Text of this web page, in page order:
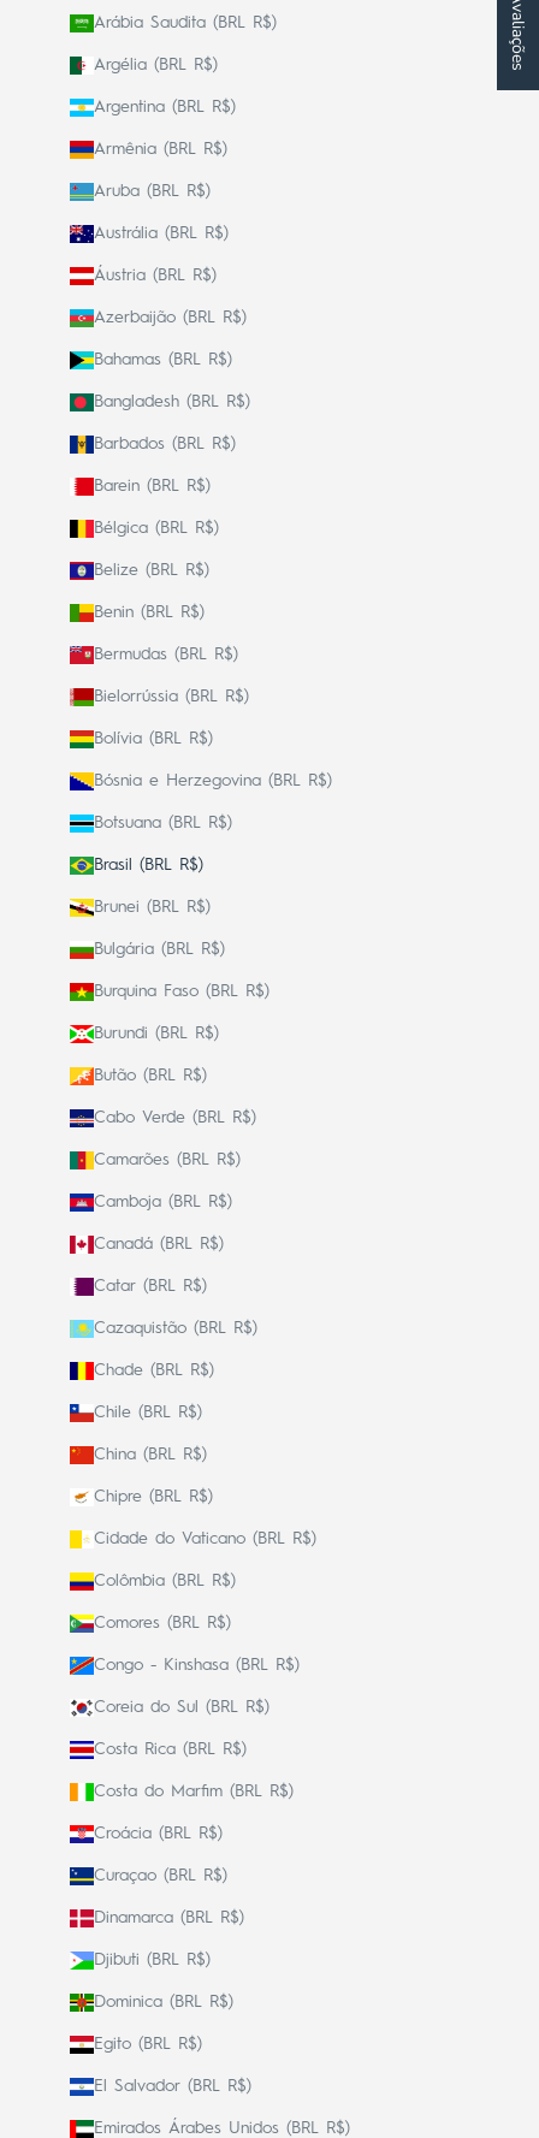
Arábia Saudita (BRL R$)
Argélia (BRL R$)
Argentina (BRL R$)
Armênia (BRL R$)
Aruba (BRL R$)
Austrália (BRL R$)
Áustria (BRL R$)
Azerbaijão (BRL R$)
Bahamas (BRL R$)
Bangladesh (BRL R$)
Barbados (BRL R$)
Barein (BRL R$)
Bélgica (BRL R$)
Belize (BRL R$)
Benin (BRL R$)
Bermudas (BRL R$)
Bielorrússia (BRL R$)
Bolívia (BRL R$)
Bósnia e Herzegovina (BRL R$)
Botsuana (BRL R$)
Brasil (BRL R$)
Brunei (BRL R$)
Bulgária (BRL R$)
Burquina Faso (BRL R$)
Burundi (BRL R$)
Butão (BRL R$)
Cabo Verde (BRL R$)
Camarões (BRL R$)
Camboja (BRL R$)
Canadá (BRL R$)
Catar (BRL R$)
Cazaquistão (BRL R$)
Chade (BRL R$)
Chile (BRL R$)
China (BRL R$)
Chipre (BRL R$)
Cidade do Vaticano (BRL R$)
Colômbia (BRL R$)
Comores (BRL R$)
Congo - Kinshasa (BRL R$)
Coreia do Sul (BRL R$)
Costa Rica (BRL R$)
Costa do Marfim (BRL R$)
Croácia (BRL R$)
Curaçao (BRL R$)
Dinamarca (BRL R$)
Djibuti (BRL R$)
Dominica (BRL R$)
Egito (BRL R$)
El Salvador (BRL R$)
Emirados Árabes Unidos (BRL R$)
★ Avaliações